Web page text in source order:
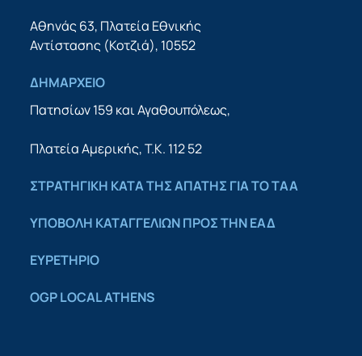
Αθηνάς 63, Πλατεία Εθνικής
Αντίστασης (Κοτζιά), 10552
ΔΗΜΑΡΧΕΙΟ
Πατησίων 159 και Αγαθουπόλεως,
Πλατεία Αμερικής, Τ.Κ. 112 52
ΣΤΡΑΤΗΓΙΚΗ ΚΑΤΑ ΤΗΣ ΑΠΑΤΗΣ ΓΙΑ ΤΟ ΤΑΑ
YΠΟΒΟΛΗ ΚΑΤΑΓΓΕΛΙΩΝ ΠΡΟΣ ΤΗΝ ΕΑΔ
ΕΥΡΕΤΗΡΙΟ
OGP LOCAL ATHENS